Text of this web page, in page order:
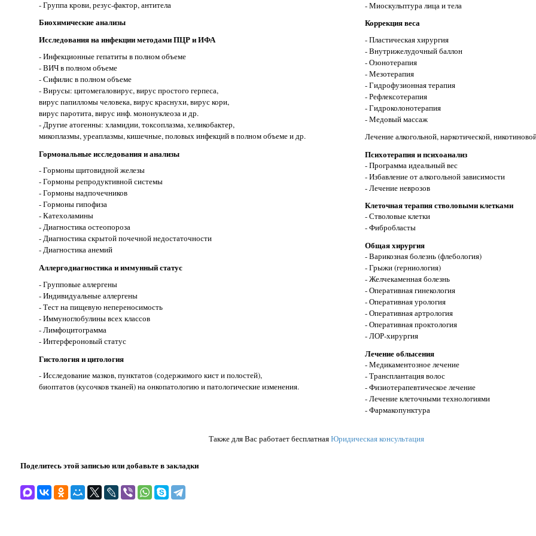
- Группа крови, резус-фактор, антитела
Биохимические анализы
Исследования на инфекции методами ПЦР и ИФА
- Инфекционные гепатиты в полном объеме
- ВИЧ в полном объеме
- Сифилис в полном объеме
- Вирусы: цитомегаловирус, вирус простого герпеса,
вирус папилломы человека, вирус краснухи, вирус кори,
вирус паротита, вирус инф. мононуклеоза и др.
- Другие атогенны: хламидии, токсоплазма, хеликобактер,
микоплазмы, уреаплазмы, кишечные, половых инфекций в полном объеме и др.
Гормональные исследования и анализы
- Гормоны щитовидной железы
- Гормоны репродуктивной системы
- Гормоны надпочечников
- Гормоны гипофиза
- Катехоламины
- Диагностика остеопороза
- Диагностика скрытой почечной недостаточности
- Диагностика анемий
Аллергодиагностика и иммунный статус
- Групповые аллергены
- Индивидуальные аллергены
- Тест на пищевую непереносимость
- Иммуноглобулины всех классов
- Лимфоцитограмма
- Интерфероновый статус
Гистология и цитология
- Исследование мазков, пунктатов (содержимого кист и полостей),
биоптатов (кусочков тканей) на онкопатологию и патологические изменения.
- Миоскульптура лица и тела
Коррекция веса
- Пластическая хирургия
- Внутрижелудочный баллон
- Озонотерапия
- Мезотерапия
- Гидрофузионная терапия
- Рефлексотерапия
- Гидроколонотерапия
- Медовый массаж
Лечение алкогольной, наркотической,
Психотерапия и психоанализ
- Программа идеальный вес
- Избавление от алкогольной зависимости
- Лечение неврозов
Клеточная терапия стволовыми клетками
- Стволовые клетки
- Фибробласты
Общая хирургия
- Варикозная болезнь (флебология)
- Грыжи (герниология)
- Желчекаменная болезнь
- Оперативная гинекология
- Оперативная урология
- Оперативная артрология
- Оперативная проктология
- ЛОР-хирургия
Лечение облысения
- Медикаментозное лечение
- Трансплантация волос
- Физиотерапевтическое лечение
- Лечение клеточными технологиями
- Фармакопунктура
Также для Вас работает бесплатнаяЮридическая консультация
Поделитесь этой записью или добавьте в закладки